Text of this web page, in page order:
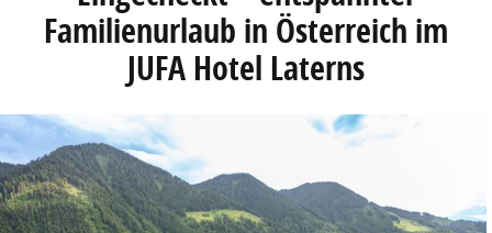
Familienurlaub in Österreich im
JUFA Hotel Laterns